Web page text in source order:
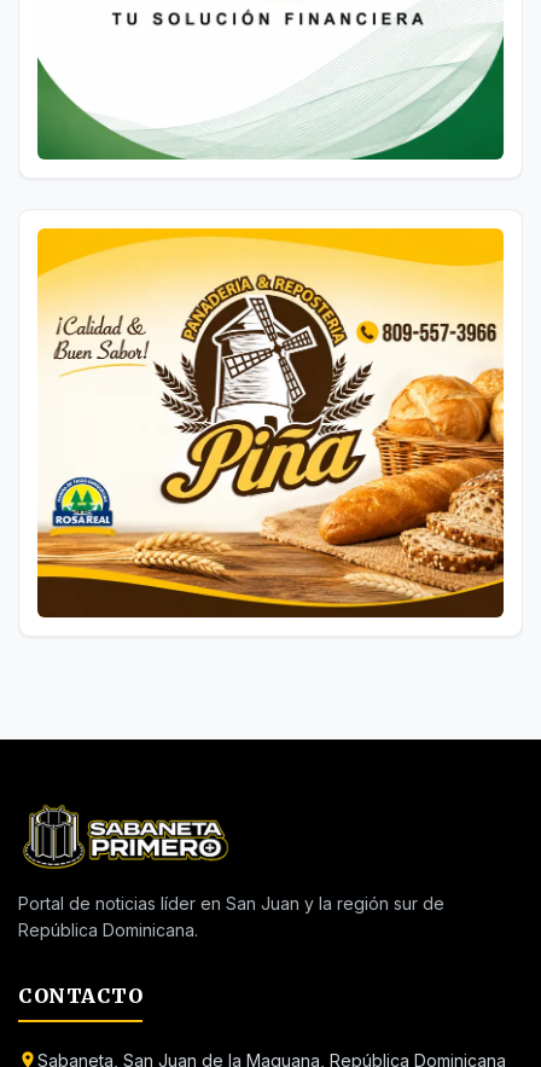
Portal de noticias líder en San Juan y la región sur de
República Dominicana.
CONTACTO
Sabaneta, San Juan de la Maguana, República Dominicana